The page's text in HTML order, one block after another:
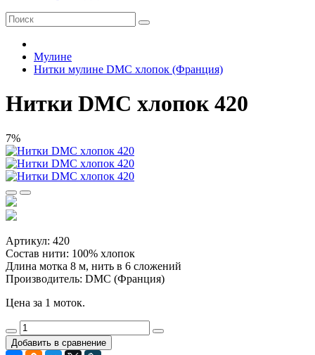
Мулине
Нитки мулине DMC хлопок (Франция)
Нитки DMC хлопок 420
7%
Артикул: 420
Состав нити: 100% хлопок
Длина мотка 8 м, нить в 6 сложений
Производитель: DMC (Франция)
Цена за 1 моток.
Добавить в сравнение